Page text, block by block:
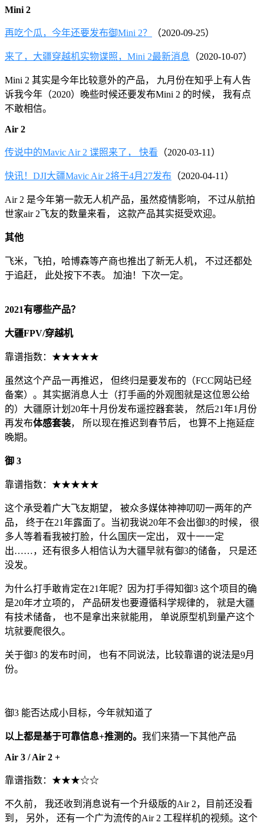
Mini 2
再吃个瓜，今年还要发布御Mini 2？ （2020-09-25）
来了，大疆穿越机实物谍照，Mini 2最新消息 （2020-10-07）
Mini 2 其实是今年比较意外的产品， 九月份在知乎上有人告
诉我今年（2020）晚些时候还要发布Mini 2 的时候， 我有点
不敢相信。
Air 2
传说中的Mavic Air 2 谍照来了， 快看 （2020-03-11）
快讯！DJI大疆Mavic Air 2将于4月27发布 （2020-04-11）
Air 2 是今年第一款无人机产品，虽然疫情影响， 不过从航拍
世家air 2飞友的数量来看， 这款产品其实挺受欢迎。
其他
飞米，飞拍，哈博森等产商也推出了新无人机， 不过还都处
于追赶， 此处按下不表。 加油！下次一定。
2021有哪些产品？
大疆FPV/穿越机
靠谱指数：★★★★★
虽然这个产品一再推迟， 但终归是要发布的（FCC网站已经
备案）。其实据消息人士（打手画的外观图就是这位恩公给
的）大疆原计划20年十月份发布遥控器套装， 然后21年1月份
再发布体感套装， 所以现在推迟到春节后， 也算不上拖延症
晚期。
御 3
靠谱指数：★★★★★
这个承受着广大飞友期望， 被众多媒体神神叨叨一两年的产
品， 终于在21年露面了。当初我说20年不会出御3的时候， 很
多人等着看我被打脸，什么国庆一定出， 双十一一定
出……，还有很多人相信认为大疆早就有御3的储备， 只是还
没发。
为什么打手敢肯定在21年呢？因为打手得知御3 这个项目的确
是20年才立项的， 产品研发也要遵循科学规律的， 就是大疆
有技术储备， 也不是拿出来就能用， 单说原型机到量产这个
坑就要爬很久。
关于御3 的发布时间， 也有不同说法，比较靠谱的说法是9月
份。
御3 能否达成小目标，今年就知道了
以上都是基于可靠信息+推测的。 我们来猜一下其他产品
Air 3 / Air 2 +
靠谱指数：★★★☆☆
不久前， 我还收到消息说有一个升级版的Air 2，目前还没看
到， 另外， 还有一个广为流传的Air 2 工程样机的视频。这个